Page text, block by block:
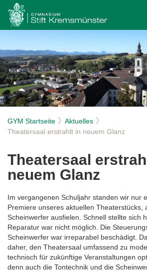
GYM Startseite
Aktuelles
Theatersaal erstrahlt in neuem Glanz
Theatersaal
neuem Glanz
Im vergangenen Schuljahr standen wir nur
Premiere unseres aktuellen Theaterstücks,
Scheinwerfer ausfielen. Schnell stellte sich
Reparatur war nicht möglich. Die
Scheinwerfer war irreparabel beschädigt.
daher, den Theatersaal umfassend zu
technisch für zukünftige Veranstaltungen
denn auch die Tontechnik und die